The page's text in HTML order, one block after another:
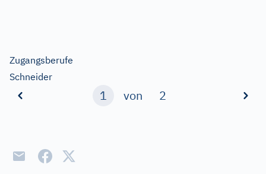
Zugangsberufe
Schneider
1 von 2